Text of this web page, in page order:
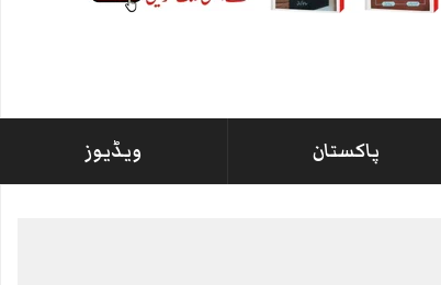
پاکستان ویڈیوز